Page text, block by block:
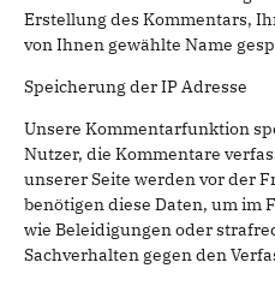
Erstellung des Kommentars,
von Ihnen gewählte Name
Speicherung der IP Adresse
Unsere Kommentarfunktion
Nutzer, die Kommentare
unserer Seite werden vor der
benötigen diese Daten, um im
wie Beleidigungen oder
Sachverhalten gegen den